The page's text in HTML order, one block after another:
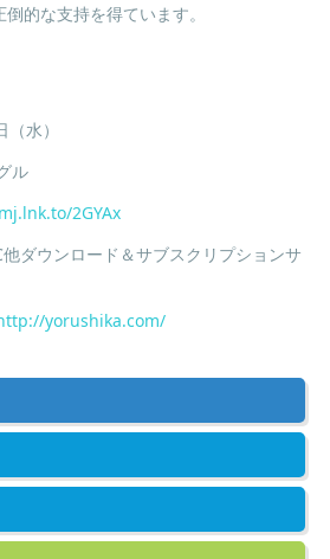
的な支持を得ています。
（水）
ル
2GYAx
他ダウンロード＆サブスクリプションサ
yorushika.com/